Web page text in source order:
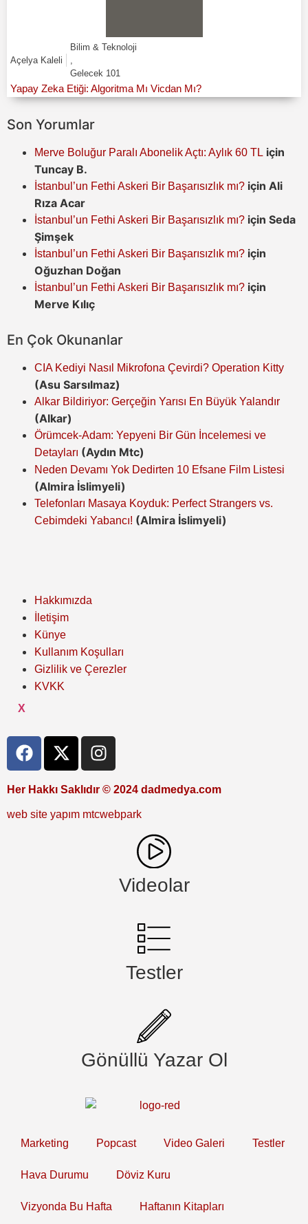
Açelya Kaleli
Bilim & Teknoloji
Gelecek 101
Yapay Zeka Etiği: Algoritma Mı Vicdan Mı?
Son Yorumlar
Merve Boluğur Paralı Abonelik Açtı: Aylık 60 TL için
Tuncay B.
İstanbul’un Fethi Askeri Bir Başarısızlık mı? için Ali
Rıza Acar
İstanbul’un Fethi Askeri Bir Başarısızlık mı? için Seda
Şimşek
İstanbul’un Fethi Askeri Bir Başarısızlık mı? için
Oğuzhan Doğan
İstanbul’un Fethi Askeri Bir Başarısızlık mı? için
Merve Kılıç
En Çok Okunanlar
CIA Kediyi Nasıl Mikrofona Çevirdi? Operation Kitty
(Asu Sarsılmaz)
Alkar Bildiriyor: Gerçeğin Yarısı En Büyük Yalandır
(Alkar)
Örümcek-Adam: Yepyeni Bir Gün İncelemesi ve
Detayları (Aydın Mtc)
Neden Devamı Yok Dedirten 10 Efsane Film Listesi
(Almira İslimyeli)
Telefonları Masaya Koyduk: Perfect Strangers vs.
Cebimdeki Yabancı! (Almira İslimyeli)
Hakkımızda
İletişim
Künye
Kullanım Koşulları
Gizlilik ve Çerezler
KVKK
X
Her Hakkı Saklıdır © 2024 dadmedya.com
web site yapım mtcwebpark
Videolar
Testler
Gönüllü Yazar Ol
Marketing Popcast Video Galeri Testler
Hava Durumu Döviz Kuru
Vizyonda Bu Hafta Haftanın Kitapları